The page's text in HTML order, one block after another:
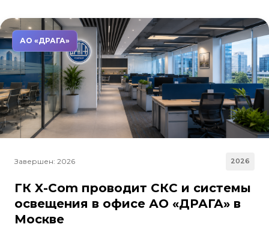
АО «ДРАГА»
Завершен: 2026 2026
ГК X-Com проводит СКС и системы
освещения в офисе АО «ДРАГА» в
Москве